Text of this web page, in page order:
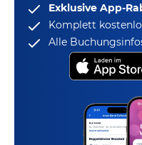
Exklusive App-
Komplett
Alle